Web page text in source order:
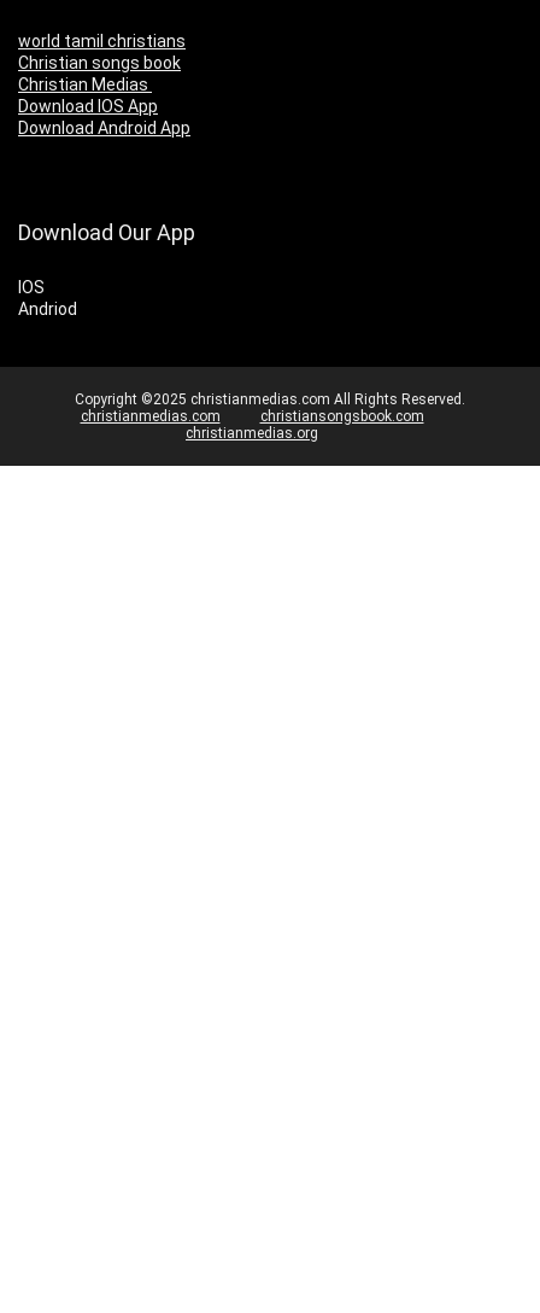
world tamil christians
Christian songs book
Christian Medias
Download IOS App
Download Android App
Download Our App
IOS
Andriod
Copyright ©2025 christianmedias.com All Rights Reserved.
christianmedias.com
christiansongsbook.com
christianmedias.org